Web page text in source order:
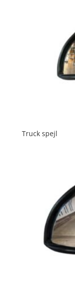
Truck spejl